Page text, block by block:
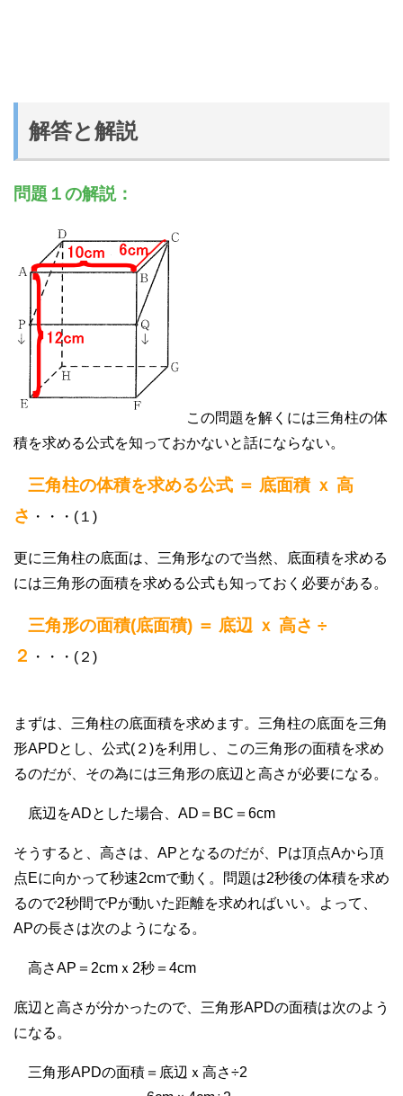
解答と解説
問題１の解説：
この問題を解くには三角柱の体
積を求める公式を知っておかないと話にならない。
三角柱の体積を求める公式 ＝ 底面積 ｘ 高
さ ・・・(１)
更に三角柱の底面は、三角形なので当然、底面積を求める
には三角形の面積を求める公式も知っておく必要がある。
三角形の面積(底面積) ＝ 底辺 ｘ 高さ ÷
２
・・・(２)
まずは、三角柱の底面積を求めます。三角柱の底面を三角
形APDとし、公式(２)を利用し、この三角形の面積を求め
るのだが、その為には三角形の底辺と高さが必要になる。
底辺をADとした場合、AD＝BC＝6cm
そうすると、高さは、APとなるのだが、Pは頂点Aから頂
点Eに向かって秒速2cmで動く。問題は2秒後の体積を求め
るので2秒間でPが動いた距離を求めればいい。よって、
APの長さは次のようになる。
高さAP＝2cmｘ2秒＝4cm
底辺と高さが分かったので、三角形APDの面積は次のよう
になる。
三角形APDの面積＝底辺ｘ高さ÷2